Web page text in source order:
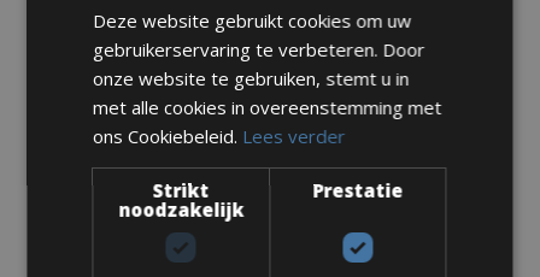
Bianchi Aria Carbon TG56
Deze website gebruikt cookies om uw
gebruikerservaring te verbeteren. Door
onze website te gebruiken, stemt u in
met alle cookies in overeenstemming met
ons Cookiebeleid. Lees verder
Strikt
noodzakelijk
Prestatie